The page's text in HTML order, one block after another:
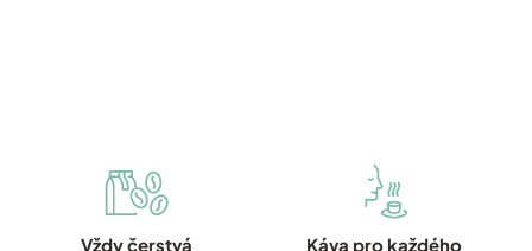
Vždy čerstvá Káva pro každého